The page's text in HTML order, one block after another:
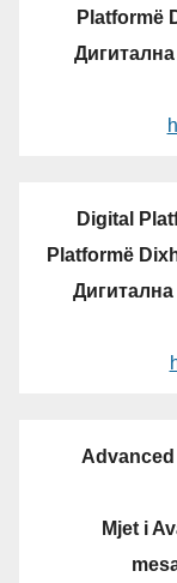
Platformë
Digital
Platformë
Mjet i